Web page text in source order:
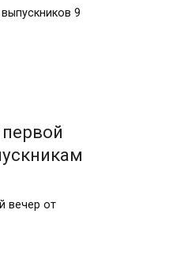
9
вечер от